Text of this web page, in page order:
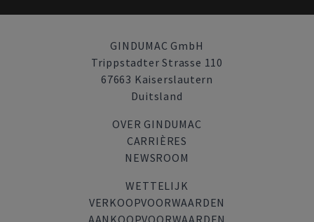
GINDUMAC GmbH
Trippstadter Strasse 110
67663 Kaiserslautern
Duitsland
OVER GINDUMAC
CARRIÈRES
NEWSROOM
WETTELIJK
VERKOOPVOORWAARDEN
AANKOOPVOORWAARDEN